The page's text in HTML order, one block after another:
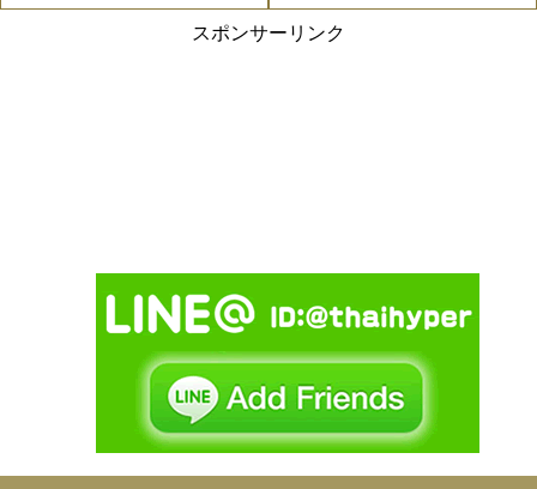
スポンサーリンク